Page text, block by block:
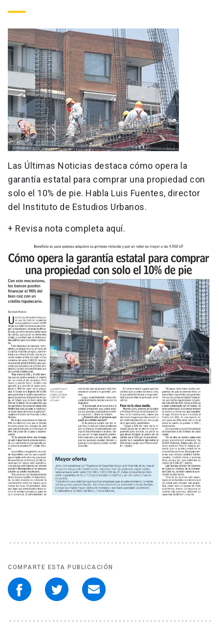
Las Últimas Noticias destaca cómo opera la
garantía estatal para comprar una propiedad con
solo el 10% de pie. Habla Luis Fuentes, director
del Instituto de Estudios Urbanos.
+ Revisa nota completa aquí.
COMPARTE ESTA PUBLICACIÓN